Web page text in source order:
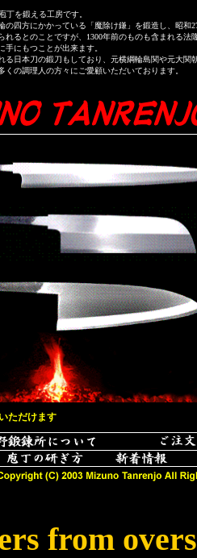
丁を鍛える工房です。
四方にかかっている「魔除け鎌」を鍛造し、昭和
れるとのことですが、1300年前のものも含まれる
手にもつことが出来ます。
る日本刀の鍛刀もしており、元横綱輪島関や元大関
の調理人の方々にご愛顧いただいております。
ただけます
from